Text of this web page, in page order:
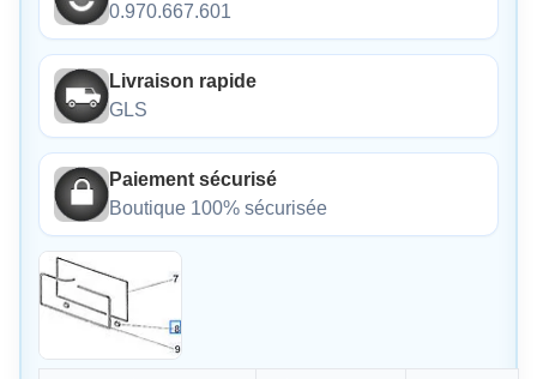
0.970.667.601
Livraison rapide
GLS
Paiement sécurisé
Boutique 100% sécurisée